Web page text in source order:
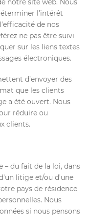
notre site web. Nous
l’intérêt
de nos
ne pas être suivi
sur les liens textes
électroniques.
d’envoyer des
que les clients
a été ouvert. Nous
réduire ou
clients.
– du fait de la loi, dans
litige et/ou d’une
pays de résidence
Nous
si nous pensons